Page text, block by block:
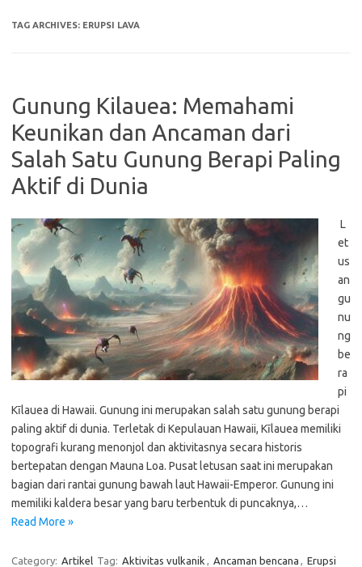
TAG ARCHIVES: ERUPSI LAVA
Gunung Kilauea: Memahami
Keunikan dan Ancaman dari
Salah Satu Gunung Berapi Paling
Aktif di Dunia
L
et
us
an
gu
nu
ng
be
ra
pi
Kīlauea di Hawaii. Gunung ini merupakan salah satu gunung berapi
paling aktif di dunia. Terletak di Kepulauan Hawaii, Kīlauea memiliki
topografi kurang menonjol dan aktivitasnya secara historis
bertepatan dengan Mauna Loa. Pusat letusan saat ini merupakan
bagian dari rantai gunung bawah laut Hawaii-Emperor. Gunung ini
memiliki kaldera besar yang baru terbentuk di puncaknya,…
Read More »
Category: Artikel Tag: Aktivitas vulkanik , Ancaman bencana , Erupsi